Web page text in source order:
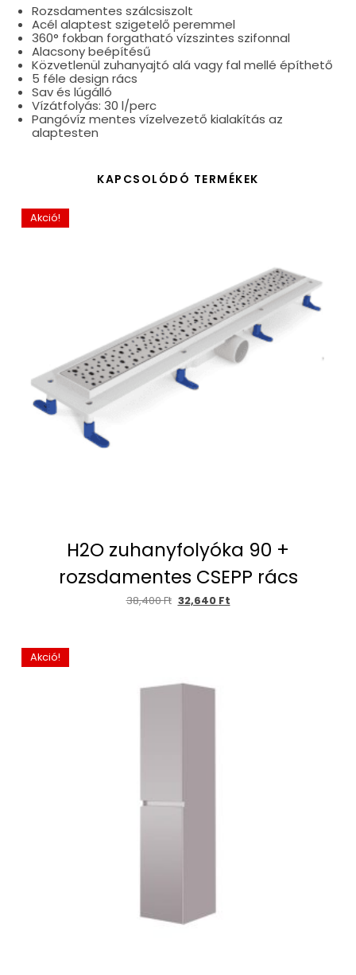
Rozsdamentes szálcsiszolt
Acél alaptest szigetelő peremmel
360° fokban forgatható vízszintes szifonnal
Alacsony beépítésű
Közvetlenül zuhanyajtó alá vagy fal mellé építhető
5 féle design rács
Sav és lúgálló
Vízátfolyás: 30 l/perc
Pangóvíz mentes vízelvezető kialakítás az
alaptesten
KAPCSOLÓDÓ TERMÉKEK
Akció!
H2O zuhanyfolyóka 90 +
rozsdamentes CSEPP rács
38,400Ft 32,640 Ft
Akció!